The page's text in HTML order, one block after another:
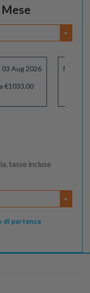
03 Aug 2026
€1033.00
Mon 10
tasse incluse
di partenza